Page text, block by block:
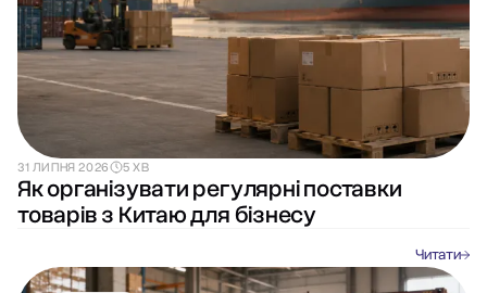
31 ЛИПНЯ 2026 5 ХВ
Як організувати регулярні поставки
товарів з Китаю для бізнесу
Читати